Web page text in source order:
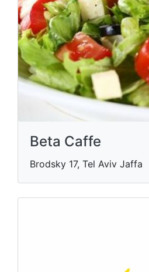
Beta Caffe
Brodsky 17, Tel Aviv Jaffa